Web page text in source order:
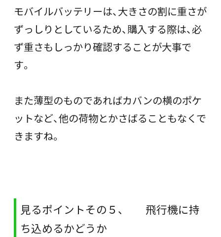
モバイルバッテリーは、大きさの割に重さが
ずっしりとしているため、購入する際は、必
ず重さもしっかり確認することが大事で
す。
また薄型のものであればカバンの横のポケ
ットなど、他の荷物とかさばることもなくで
きますね。
見るポイントその５、 飛行機に持
ち込めるかどうか